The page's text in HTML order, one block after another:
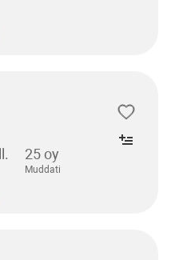
25 oy
Muddati